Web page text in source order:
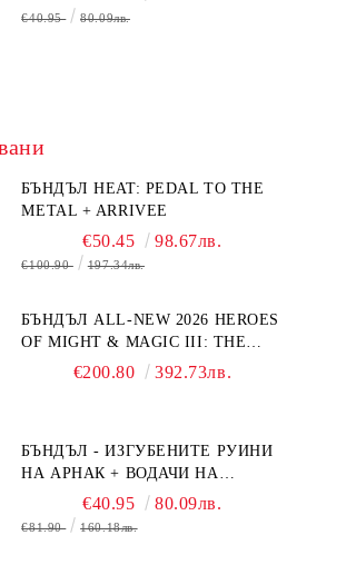
€40.95 80.09лв.
БЪНДЪЛ HEAT: PEDAL TO THE
METAL + ARRIVEE
€50.45 98.67лв.
€100.90 197.34лв.
БЪНДЪЛ ALL-NEW 2026 HEROES
OF MIGHT & MAGIC III: THE
BOARD GAME EXPANSIONS -
€200.80 392.73лв.
БЪНДЪЛ - ИЗГУБЕНИТЕ РУИНИ
НА АРНАК + ВОДАЧИ НА
ЕКСПЕДИЦИИ + ПРОМО КАРТИ
БЕЗПЛАТНО
€40.95 80.09лв.
€81.90 160.18лв.